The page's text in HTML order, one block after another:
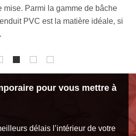
équipe vérifiera au préalable
à bâcher pour pouvoir définir la
pour vous mettre à
délais l’intérieur de votre